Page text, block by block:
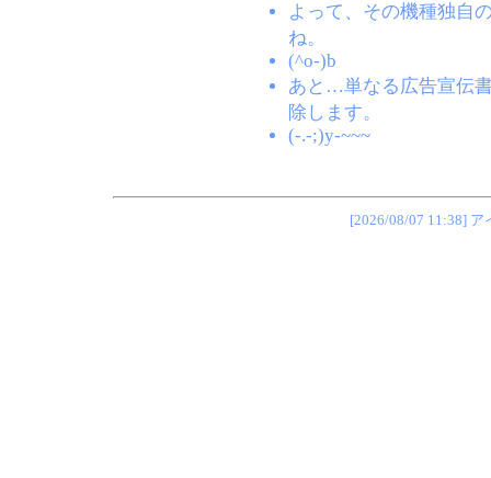
よって、その機種独自
ね。
(^o-)b
あと…単なる広告宣伝
除します。
(-.-;)y-~~~
[2026/08/07 11:38]